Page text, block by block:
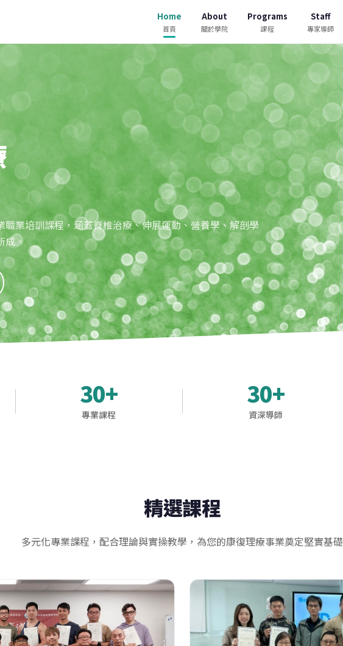
Home
首頁
About
關於學院
Programs
課程
Staff
專家導師
業培訓課程，涵蓋脊椎治療、伸展運動、營養學、解剖學
成。
30+
專業課程
30+
資深導師
精選課程
多元化專業課程，配合理論與實操教學，為您的康復理療事業奠定堅實基礎